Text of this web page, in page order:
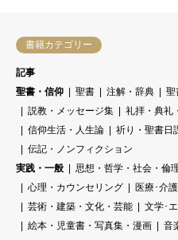
書籍カテゴリー
記事
聖書・信仰
聖書 注解・辞典 聖
説教・メッセージ集
礼拝・典礼
信仰生活・人生論
祈り・聖書日
伝記・ノンフィクション
実践・一般
思想・哲学・社会・倫
心理・カウンセリング
医療･介
芸術・建築・文化・芸能
文学･
絵本・児童書・写真集・漫画
音